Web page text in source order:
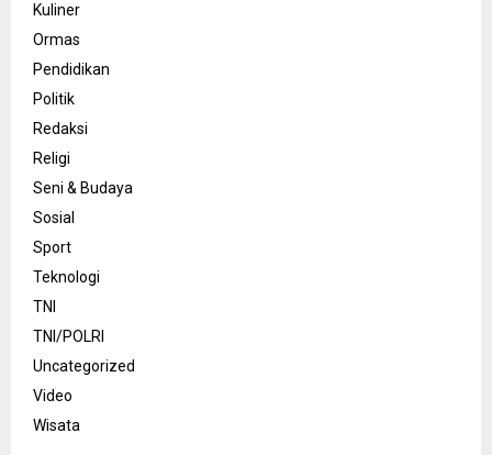
Kuliner
Ormas
Pendidikan
Politik
Redaksi
Religi
Seni & Budaya
Sosial
Sport
Teknologi
TNI
TNI/POLRI
Uncategorized
Video
Wisata